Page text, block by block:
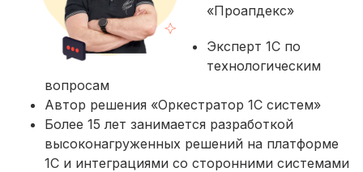
«Проапдекс»
Эксперт 1С по
технологическим
вопросам
Автор решения «Оркестратор 1С систем»
Более 15 лет занимается разработкой
высоконагруженных решений на платформе
1С и интеграциями со сторонними системами